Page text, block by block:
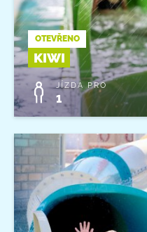
OTEVŘENO
KIWI
JÍZDA PRO
1